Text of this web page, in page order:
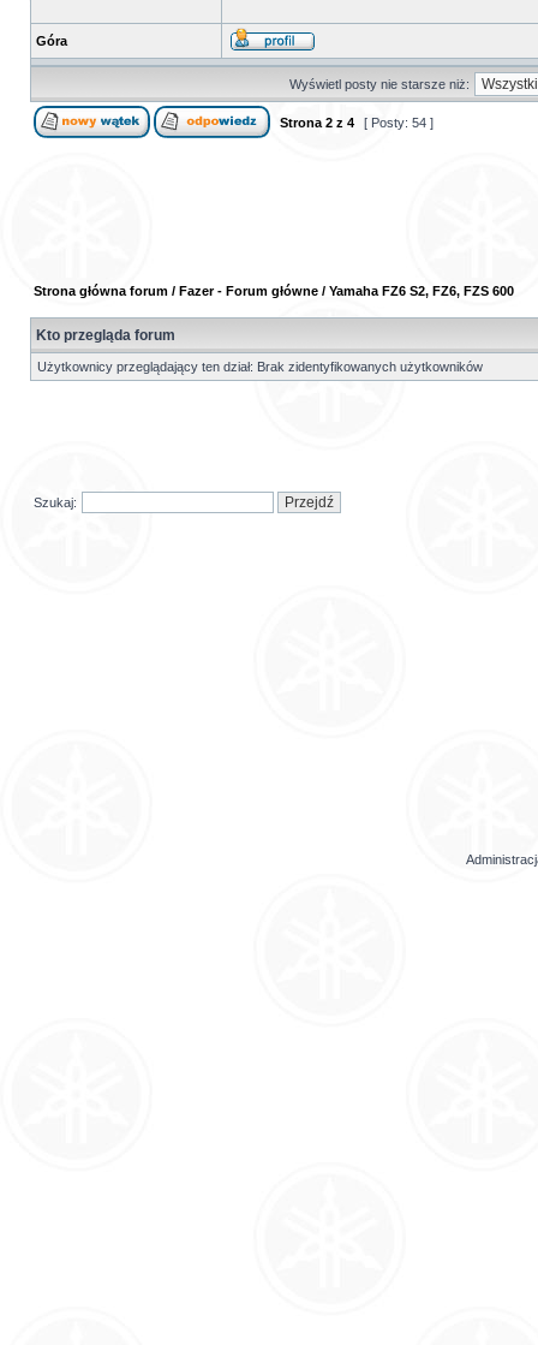
Góra
Wyświetl posty nie starsze niż:
Strona 2 z 4 [ Posty: 54 ]
Strona główna forum / Fazer - Forum główne / Yamaha FZ6 S2, FZ6, FZS 600
Kto przegląda forum
Użytkownicy przeglądający ten dział: Brak zidentyfikowanych użytkowników
Szukaj: